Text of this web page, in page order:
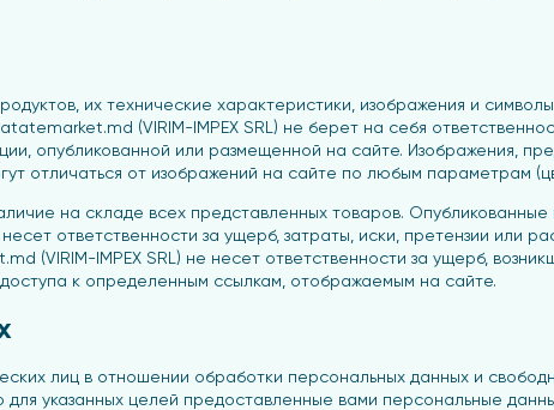
их технические характеристики, изображения и
(VIRIM-IMPEX SRL) не берет на себя
опубликованной или размещенной на сайте. Изображения,
отличаться от изображений на сайте по любым параметрам
на складе всех представленных товаров.
ответственности за ущерб, затраты, иски, претензии или
(VIRIM-IMPEX SRL) не несет ответственности за ущерб,
к определенным ссылкам, отображаемым на сайте.
лиц в отношении обработки персональных данных и
для указанных целей предоставленные вами персональные